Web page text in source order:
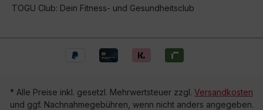
TOGU Club: Dein Fitness- und Gesundheitsclub
* Alle Preise inkl. gesetzl. Mehrwertsteuer zzgl. Versandkosten
und ggf. Nachnahmegebühren, wenn nicht anders angegeben.